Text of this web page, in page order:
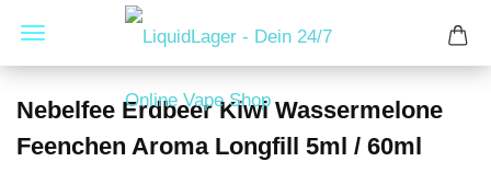
Nebelfee Erdbeer Kiwi Wassermelone
Feenchen Aroma Longfill 5ml / 60ml